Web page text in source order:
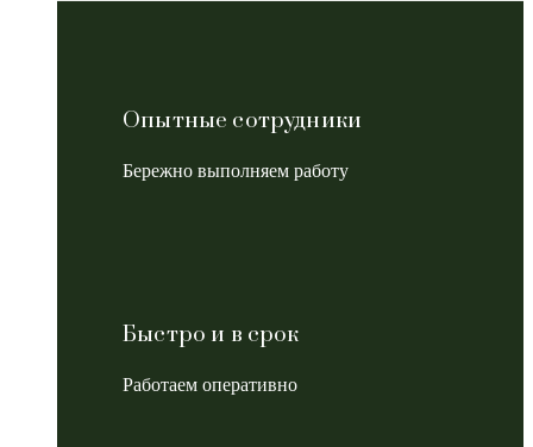
Опытные сотрудники
Бережно выполняем работу
Быстро и в срок
Работаем оперативно